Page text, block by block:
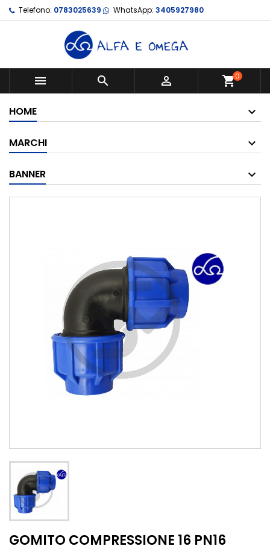
Telefono: 0783025639 WhatsApp: 3405927980
   shopping_cart0
HOME
MARCHI
BANNER
GOMITO COMPRESSIONE 16 PN16